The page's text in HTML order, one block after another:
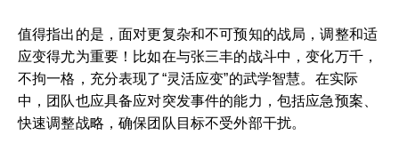
值得指出的是，面对更复杂和不可预知的战局，调整和适
应变得尤为重要！比如在与张三丰的战斗中，变化万千，
不拘一格，充分表现了“灵活应变”的武学智慧。在实际
中，团队也应具备应对突发事件的能力，包括应急预案、
快速调整战略，确保团队目标不受外部干扰。